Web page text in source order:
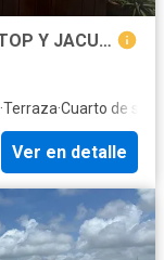
¡HERMOSO PENTHOUSE CON ROOF TOP Y JACUZZI CON VISTA A LA CIUDAD!
·Terraza·Cuarto de
Ver en detalle